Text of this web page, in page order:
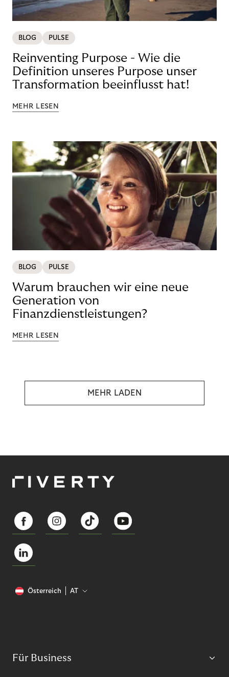
BLOG PULSE
Reinventing Purpose - Wie die
Definition unseres Purpose unser
Transformation beeinflusst hat!
MEHR LESEN
BLOG PULSE
Warum brauchen wir eine neue
Generation von
Finanzdienstleistungen?
MEHR LESEN
MEHR LADEN
Österreich AT
Für Business